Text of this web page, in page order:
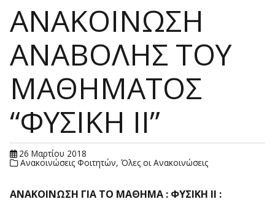
ΑΝΑΚΟΙΝΩΣΗ
ΑΝΑΒΟΛΗΣ ΤΟΥ
ΜΑΘΗΜΑΤΟΣ
“ΦΥΣΙΚΗ ΙΙ”
26 Μαρτίου 2018
Ανακοινώσεις Φοιτητών,Όλες οι Ανακοινώσεις
ΑΝΑΚΟΙΝΩΣΗ ΓΙΑ ΤO ΜΑΘΗΜA : ΦΥΣΙΚΗ ΙΙ :